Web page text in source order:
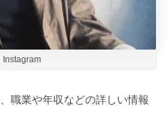
Instagram
職業や年収などの詳しい情報